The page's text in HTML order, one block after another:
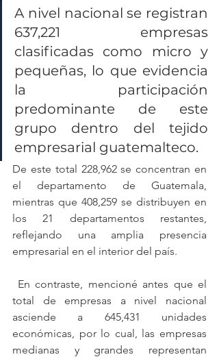
A nivel nacional se registran
637,221 empresas
clasificadas como micro y
pequeñas, lo que evidencia
la participación
predominante de este
grupo dentro del tejido
empresarial guatemalteco.
De este total 228,962 se concentran en
el departamento de Guatemala,
mientras que 408,259 se distribuyen en
los 21 departamentos restantes,
reflejando una amplia presencia
empresarial en el interior del país.
En contraste, mencioné antes que el
total de empresas a nivel nacional
asciende a 645,431 unidades
económicas, por lo cual, las empresas
medianas y grandes representan